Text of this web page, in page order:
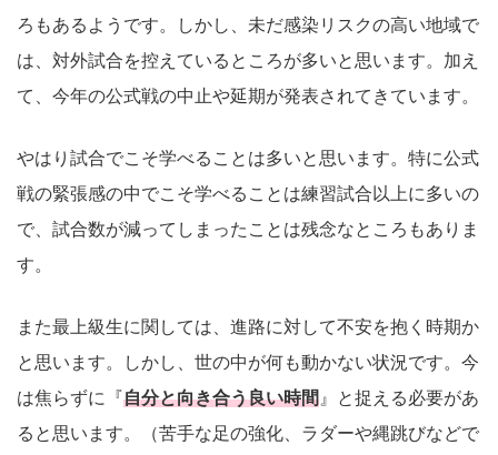
ろもあるようです。しかし、未だ感染リスクの高い地域で
は、対外試合を控えているところが多いと思います。加え
て、今年の公式戦の中止や延期が発表されてきています。
やはり試合でこそ学べることは多いと思います。特に公式
戦の緊張感の中でこそ学べることは練習試合以上に多いの
で、試合数が減ってしまったことは残念なところもありま
す。
また最上級生に関しては、進路に対して不安を抱く時期か
と思います。しかし、世の中が何も動かない状況です。今
は焦らずに『自分と向き合う良い時間 』と捉える必要があ
ると思います。（苦手な足の強化、ラダーや縄跳びなどで